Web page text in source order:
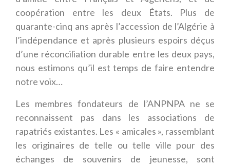
coopération entre les deux États. Plus de
quarante-cinq ans après l’accession de l’Algérie à
l’indépendance et après plusieurs espoirs déçus
d’une réconciliation durable entre les deux pays,
nous estimons qu’il est temps de faire entendre
notre voix…
Les membres fondateurs de l’ANPNPA ne se
reconnaissent pas dans les associations de
rapatriés existantes. Les « amicales », rassemblant
les originaires de telle ou telle ville pour des
échanges de souvenirs de jeunesse, sont